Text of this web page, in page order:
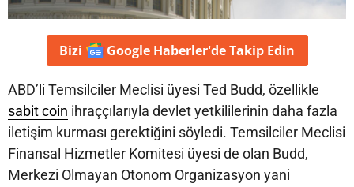
Bizi Google Haberler'deTakip Edin
ABD’li Temsilciler Meclisi üyesi Ted Budd, özellikle
sabit coin ihraççılarıyla devlet yetkililerinin daha fazla
iletişim kurması gerektiğini söyledi. Temsilciler Meclisi
Finansal Hizmetler Komitesi üyesi de olan Budd,
Merkezi Olmayan Otonom Organizasyon yani